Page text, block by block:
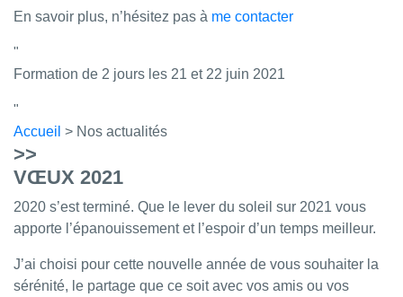
En savoir plus, n’hésitez pas à me contacter
Formation de 2 jours les 21 et 22 juin 2021
Accueil > Nos actualités
>>
VŒUX 2021
2020 s’est terminé. Que le lever du soleil sur 2021 vous
apporte l’épanouissement et l’espoir d’un temps meilleur.
J’ai choisi pour cette nouvelle année de vous souhaiter la
sérénité, le partage que ce soit avec vos amis ou vos